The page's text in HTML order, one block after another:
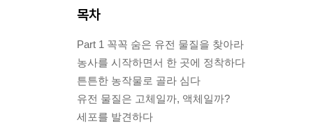
목차
Part 1 꼭꼭 숨은 유전 물질을 찾아라
농사를 시작하면서 한 곳에 정착하다
튼튼한 농작물로 골라 심다
유전 물질은 고체일까, 액체일까?
세포를 발견하다